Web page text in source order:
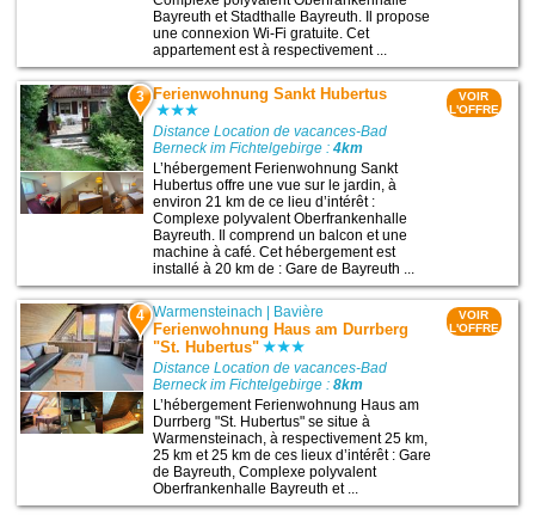
Bayreuth et Stadthalle Bayreuth. Il propose
une connexion Wi-Fi gratuite. Cet
appartement est à respectivement ...
3 Ferienwohnung Sankt Hubertus
Distance Location de vacances-Bad
Berneck im Fichtelgebirge :4km
L’hébergement Ferienwohnung Sankt
Hubertus offre une vue sur le jardin, à
environ 21 km de ce lieu d’intérêt :
Complexe polyvalent Oberfrankenhalle
Bayreuth. Il comprend un balcon et une
machine à café. Cet hébergement est
installé à 20 km de : Gare de Bayreuth ...
VOIR
L'OFFRE
4 Warmensteinach Bavière
Ferienwohnung Haus am Durrberg
"St. Hubertus"
Distance Location de vacances-Bad
Berneck im Fichtelgebirge :8km
L’hébergement Ferienwohnung Haus am
Durrberg "St. Hubertus" se situe à
Warmensteinach, à respectivement 25 km,
25 km et 25 km de ces lieux d’intérêt : Gare
de Bayreuth, Complexe polyvalent
Oberfrankenhalle Bayreuth et ...
VOIR
L'OFFRE